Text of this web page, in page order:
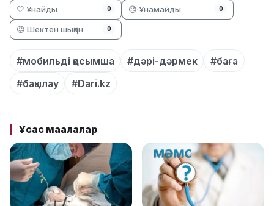
🤍 Ұнайды 0 😞 Ұнамайды 0
😡 Шектен шыққан 0
#мобильді қосымша #дәрі-дәрмек
#баға
#бақылау
#Dari.kz
Ұқсас мақалалар